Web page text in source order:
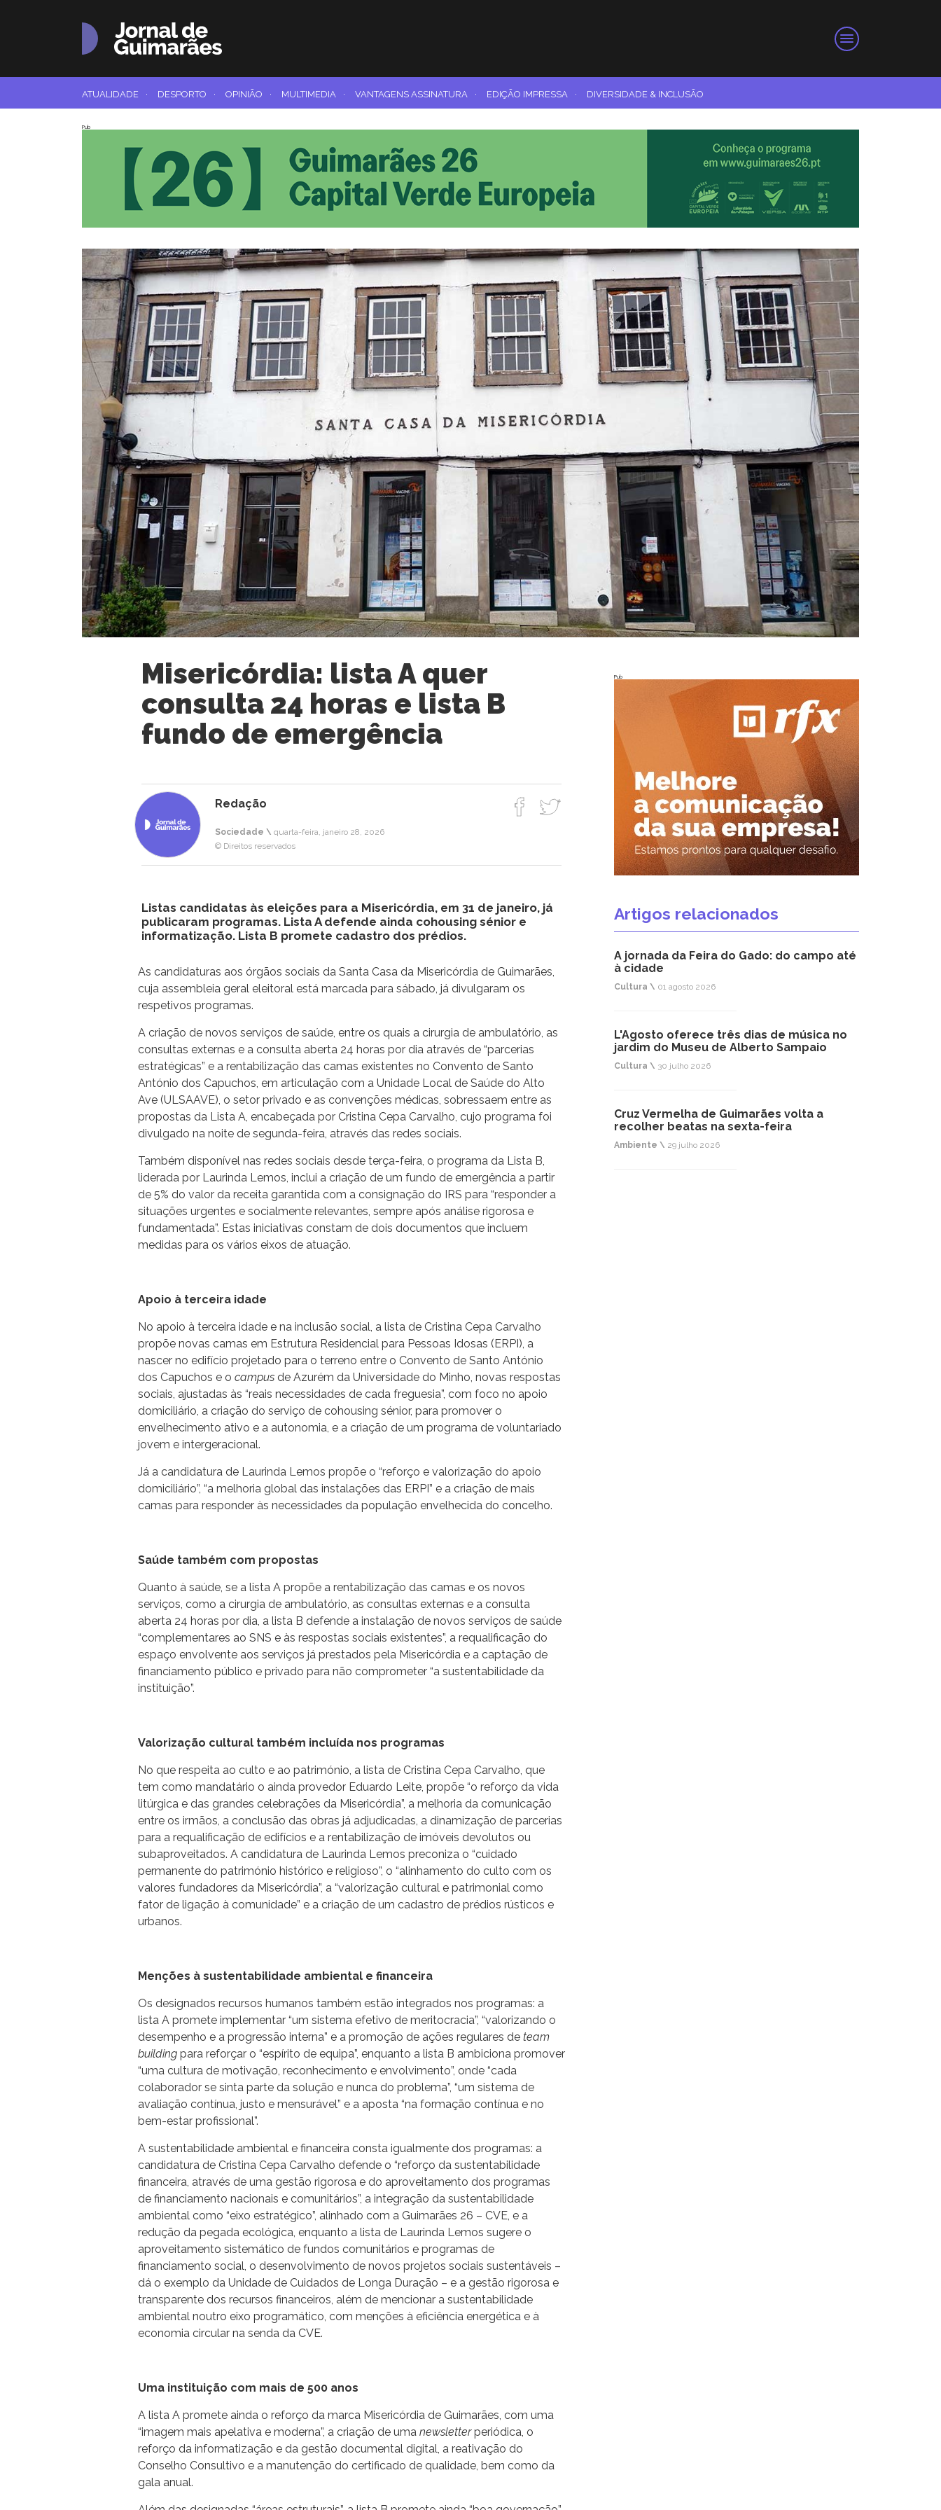
ATUALIDADE · DESPORTO · OPINIÃO · MULTIMEDIA · VANTAGENS ASSINATURA · EDIÇÃO IMPRESSA · DIVERSIDADE & INCLUSÃO
Pub
Misericórdia: lista A quer
consulta 24 horas e lista B
fundo de emergência
Redação
Sociedade \ quarta-feira, janeiro 28, 2026
© Direitos reservados
Listas candidatas às eleições para a Misericórdia, em 31 de janeiro, já
publicaram programas. Lista A defende ainda cohousing sénior e
informatização. Lista B promete cadastro dos prédios.
As candidaturas aos órgãos sociais da Santa Casa da Misericórdia de Guimarães,
cuja assembleia geral eleitoral está marcada para sábado, já divulgaram os
respetivos programas.
A criação de novos serviços de saúde, entre os quais a cirurgia de ambulatório, as
consultas externas e a consulta aberta 24 horas por dia através de “parcerias
estratégicas” e a rentabilização das camas existentes no Convento de Santo
António dos Capuchos, em articulação com a Unidade Local de Saúde do Alto
Ave (ULSAAVE), o setor privado e as convenções médicas, sobressaem entre as
propostas da Lista A, encabeçada por Cristina Cepa Carvalho, cujo programa foi
divulgado na noite de segunda-feira, através das redes sociais.
Também disponível nas redes sociais desde terça-feira, o programa da Lista B,
liderada por Laurinda Lemos, inclui a criação de um fundo de emergência a partir
de 5% do valor da receita garantida com a consignação do IRS para “responder a
situações urgentes e socialmente relevantes, sempre após análise rigorosa e
fundamentada”. Estas iniciativas constam de dois documentos que incluem
medidas para os vários eixos de atuação.
Apoio à terceira idade
No apoio à terceira idade e na inclusão social, a lista de Cristina Cepa Carvalho
propõe novas camas em Estrutura Residencial para Pessoas Idosas (ERPI), a
nascer no edifício projetado para o terreno entre o Convento de Santo António
dos Capuchos e o campus de Azurém da Universidade do Minho, novas respostas
sociais, ajustadas às “reais necessidades de cada freguesia”, com foco no apoio
domiciliário, a criação do serviço de cohousing sénior, para promover o
envelhecimento ativo e a autonomia, e a criação de um programa de voluntariado
jovem e intergeracional.
Já a candidatura de Laurinda Lemos propõe o “reforço e valorização do apoio
domiciliário”, “a melhoria global das instalações das ERPI” e a criação de mais
camas para responder às necessidades da população envelhecida do concelho.
Saúde também com propostas
Quanto à saúde, se a lista A propõe a rentabilização das camas e os novos
serviços, como a cirurgia de ambulatório, as consultas externas e a consulta
aberta 24 horas por dia, a lista B defende a instalação de novos serviços de saúde
“complementares ao SNS e às respostas sociais existentes”, a requalificação do
espaço envolvente aos serviços já prestados pela Misericórdia e a captação de
financiamento público e privado para não comprometer “a sustentabilidade da
instituição”.
Valorização cultural também incluída nos programas
No que respeita ao culto e ao património, a lista de Cristina Cepa Carvalho, que
tem como mandatário o ainda provedor Eduardo Leite, propõe “o reforço da vida
litúrgica e das grandes celebrações da Misericórdia”, a melhoria da comunicação
entre os irmãos, a conclusão das obras já adjudicadas, a dinamização de parcerias
para a requalificação de edifícios e a rentabilização de imóveis devolutos ou
subaproveitados. A candidatura de Laurinda Lemos preconiza o “cuidado
permanente do património histórico e religioso”, o “alinhamento do culto com os
valores fundadores da Misericórdia”, a “valorização cultural e patrimonial como
fator de ligação à comunidade” e a criação de um cadastro de prédios rústicos e
urbanos.
Menções à sustentabilidade ambiental e financeira
Os designados recursos humanos também estão integrados nos programas: a
lista A promete implementar “um sistema efetivo de meritocracia”, “valorizando o
desempenho e a progressão interna” e a promoção de ações regulares de team
building para reforçar o “espírito de equipa”, enquanto a lista B ambiciona promover
“uma cultura de motivação, reconhecimento e envolvimento”, onde “cada
colaborador se sinta parte da solução e nunca do problema”, “um sistema de
avaliação contínua, justo e mensurável” e a aposta “na formação contínua e no
bem-estar profissional”.
A sustentabilidade ambiental e financeira consta igualmente dos programas: a
candidatura de Cristina Cepa Carvalho defende o “reforço da sustentabilidade
financeira, através de uma gestão rigorosa e do aproveitamento dos programas
de financiamento nacionais e comunitários”, a integração da sustentabilidade
ambiental como “eixo estratégico”, alinhado com a Guimarães 26 – CVE, e a
redução da pegada ecológica, enquanto a lista de Laurinda Lemos sugere o
aproveitamento sistemático de fundos comunitários e programas de
financiamento social, o desenvolvimento de novos projetos sociais sustentáveis –
dá o exemplo da Unidade de Cuidados de Longa Duração – e a gestão rigorosa e
transparente dos recursos financeiros, além de mencionar a sustentabilidade
ambiental noutro eixo programático, com menções à eficiência energética e à
economia circular na senda da CVE.
Uma instituição com mais de 500 anos
A lista A promete ainda o reforço da marca Misericórdia de Guimarães, com uma
“imagem mais apelativa e moderna”, a criação de uma newsletterperiódica, o
reforço da informatização e da gestão documental digital, a reativação do
Conselho Consultivo e a manutenção do certificado de qualidade, bem como da
gala anual.
Pub
Artigos relacionados
A jornada da Feira do Gado: do campo até
à cidade
Cultura \ 01 agosto 2026
L'Agosto oferece três dias de música no
jardim do Museu de Alberto Sampaio
Cultura \ 30 julho 2026
Cruz Vermelha de Guimarães volta a
recolher beatas na sexta-feira
Ambiente \ 29 julho 2026